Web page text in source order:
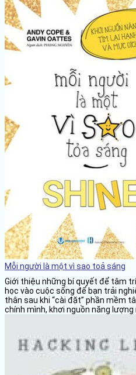
Mỗi người là một vì sao toả sáng
Giới thiệu những bí quyết để tâm
học vào cuộc sống để bạn trải
thân sau khi “cài đặt” phần mềm
chính mình, khơi nguồn năng lượng